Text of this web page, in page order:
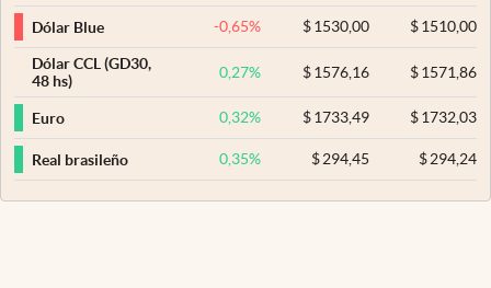
Dólar Blue -0,65% $ 1530,00 $1510,00
Dólar CCL (GD30,
48 hs)
0,27% $ 1576,16 $1571,86
Euro 0,32% $ 1733,49 $1732,03
Real brasileño 0,35% $ 294,45 $294,24